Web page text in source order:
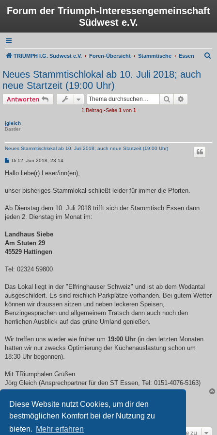
Diese Website nutzt Cookies, um dir den
bestmöglichen Komfort bei der Nutzung zu
bieten. Mehr erfahren
Forum der Triumph-Interessengemeinschaft
Südwest e.V.
TRIUMPH I.G. Südwest e.V. Foren-Übersicht Stammtische Essen
Neues Stammtischlokal ab 10. Juli 2018; auch
neue Startzeit (19:00 Uhr)
Antworten Suche
1 Beitrag •Seite 1 von 1
jgleich
Bastler
Neues Stammtischlokal ab 10. Juli 2018; auch neue Startzeit (19:00 Uhr)
B
i
a
Di 12. Jun 2018, 23:14
Hallo liebe(r) Leser/inn(en),
unser bisheriges Stammlokal schließt leider für immer die Pforten.
Ab Dienstag dem 10. Juli 2018 trifft sich der Stammtisch Essen dann
jeden 2. Dienstag im Monat im:
Landhaus Siebe
Am Stuten 29
45529 Hattingen
Tel: 02324 59800
Das Lokal liegt in der "Elfringhauser Schweiz" und ist ab dem Wodantal
ausgeschildert. Es sind reichlich Parkplätze vorhanden. Bei gutem Wetter
können wir draussen sitzen und neben leckeren Speisen,
Benzingesprächen und allgemeinem Tratsch dann auch noch den
herrlichen Ausblick auf das grüne Umland genießen.
Wir treffen uns wieder wie früher um 19:00 Uhr (in den letzten Monaten
hatten wir nur zwecks Optimierung der Küchenauslastung schon um
18:30 Uhr begonnen).
Mit TRiumphalen Grüßen
Jörg Gleich (Ansprechpartner für den ST Essen, Tel: 0151-4076-5163)
Antworten
1 Beitrag •Seite1 von1
Gehe zu